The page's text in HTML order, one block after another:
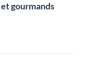
gourmands